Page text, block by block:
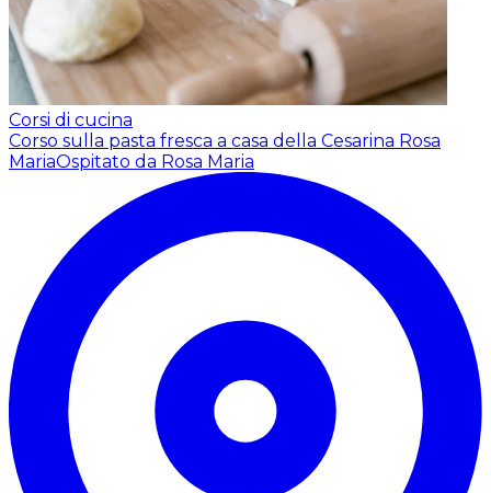
Corsi di cucina
Corso sulla pasta fresca a casa della Cesarina Rosa
MariaOspitato da Rosa Maria